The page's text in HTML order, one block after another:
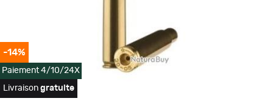
-14%
Paiement 4/10/24X
Livraison gratuite